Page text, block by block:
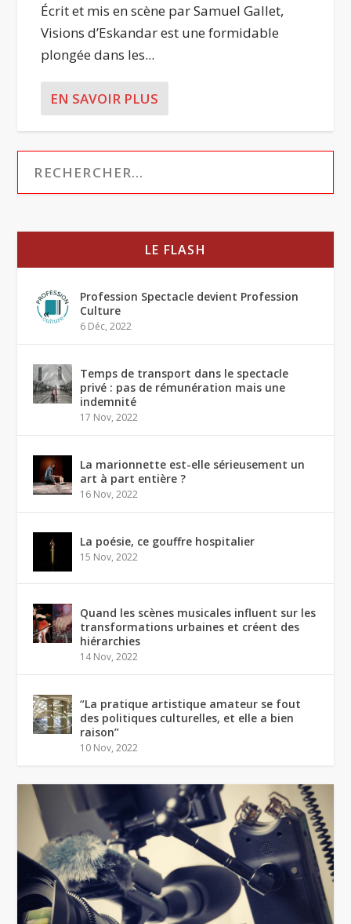
Écrit et mis en scène par Samuel Gallet,
Visions d’Eskandar est une formidable
plongée dans les...
EN SAVOIR PLUS
LE FLASH
Profession Spectacle devient Profession
Culture
6 Déc, 2022
Temps de transport dans le spectacle
privé : pas de rémunération mais une
indemnité
17 Nov, 2022
La marionnette est-elle sérieusement un
art à part entière ?
16 Nov, 2022
La poésie, ce gouffre hospitalier
15 Nov, 2022
Quand les scènes musicales influent sur les
transformations urbaines et créent des
hiérarchies
14 Nov, 2022
“La pratique artistique amateur se fout
des politiques culturelles, et elle a bien
raison”
10 Nov, 2022